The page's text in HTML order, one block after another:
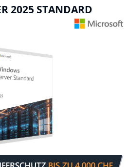
2025 STANDARD